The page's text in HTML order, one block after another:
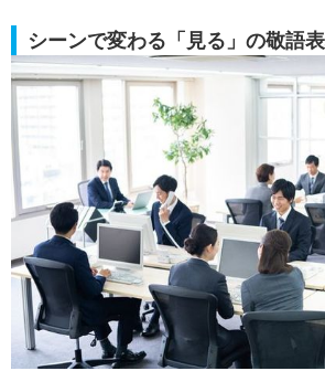
シーンで変わる「見る」の敬語